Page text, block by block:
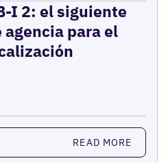
I 2: el siguiente
para el
READ MORE